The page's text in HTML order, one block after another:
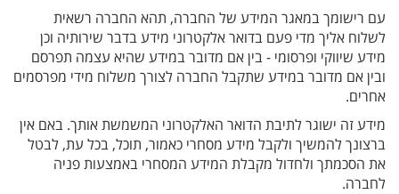
עם רישומך במאגר המידע של החברה, תהא החברה רשאית
לשלוח אליך מדי פעם בדואר אלקטרוני מידע בדבר שירותיה וכן
מידע שיווקי ופרסומי - בין אם מדובר במידע שהיא עצמה תפרסם
ובין אם מדובר במידע שתקבל החברה לצורך משלוח מידי מפרסמים
אחרים.
מידע זה ישוגר לתיבת הדואר האלקטרוני המשמשת אותך. באם אין
ברצונך להמשיך ולקבל מידע מסחרי כאמור, תוכל, בכל עת, לבטל
את הסכמתך ולחדול מקבלת המידע המסחרי באמצעות פניה
לחברה.